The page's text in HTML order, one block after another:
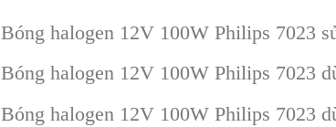
Bóng halogen 12V 100W Philips 7023
Bóng halogen 12V 100W Philips 7023
Bóng halogen 12V 100W Philips 7023